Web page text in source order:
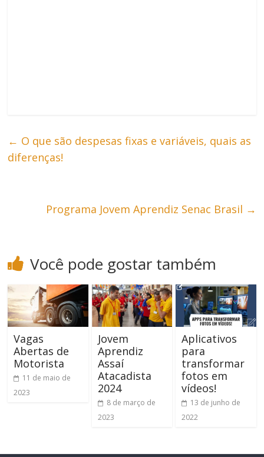
← O que são despesas fixas e variáveis, quais as
diferenças!
Programa Jovem Aprendiz Senac Brasil →
Você pode gostar também
Vagas
Abertas de
Motorista
11 de maio de
2023
Jovem
Aprendiz
Assaí
Atacadista
2024
8 de março de
2023
Aplicativos
para
transformar
fotos em
vídeos!
13 de junho de
2022